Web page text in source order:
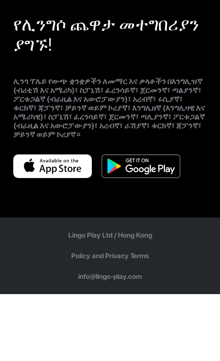
የሊንግሶ ጨዋታ መተግበሪያን
ያግኙ!
ሊንጎ ፕሌይ የውጭ ቋንቋዎችን ለመማር እና ቃላቶችን በእንግሊዝኛ
(ብሪቲሽ እና አሜሪካ)፣ ስፓኒሽ፣ ፈረንሳይኛ፣ ጀርመንኛ፣ ጣልያንኛ፣
ፖርቱጋልኛ (ብራዚል እና አውሮፓውያን)፣ አረብኛ፣ ሩሲያኛ፣
ቱርክኛ፣ ጃፓንኛ፣ ቻይንኛ ወይም ኮሪያኛ፣ እንግሊዘኛ (እንግሊዛዊ እና
አሜሪካዊ)፣ ስፓኒሽ፣ ፈረንሳይኛ፣ ጀርመንኛ፣ ጣሊያንኛ፣ ፖርቱጋልኛ
(ብራዚል እና አውሮፓውያን)፣ አረብኛ፣ ራሽያኛ፣ ቱርክኛ፣ ጃፓንኛ፣
ቻይንኛ ወይም ኮሪያኛ።
Lingo Play Ltd / Hong Kong
Policy and Privacy Terms
info@lingo-play.com